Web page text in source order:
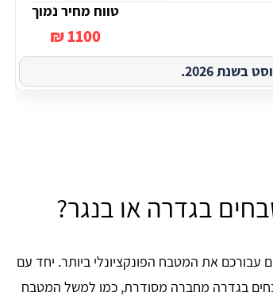
טווח מחיר נמוך
1100 ₪
2026.
בגדרה או בנגר?
עבורכם את המטבח הפונקציונלי ביותר. יחד עם
בגדרה מחברה מסודרת, כמו למשל המטבח